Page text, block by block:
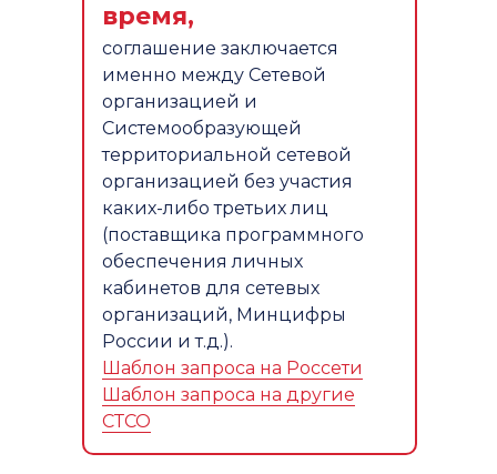
время,
соглашение заключается
именно между Сетевой
организацией и
Системообразующей
территориальной сетевой
организацией без участия
каких-либо третьих лиц
(поставщика программного
обеспечения личных
кабинетов для сетевых
организаций, Минцифры
России и т.д.).
Шаблон запроса на Россети
Шаблон запроса на другие
СТСО